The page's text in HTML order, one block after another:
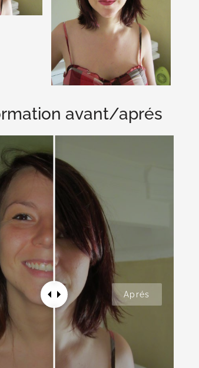
avant/aprés
Aprés